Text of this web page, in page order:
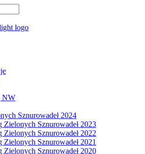
NW
Sznurowadeł 2024
Zielonych Sznurowadeł 2023
Zielonych Sznurowadeł 2022
Zielonych Sznurowadeł 2021
Zielonych Sznurowadeł 2020